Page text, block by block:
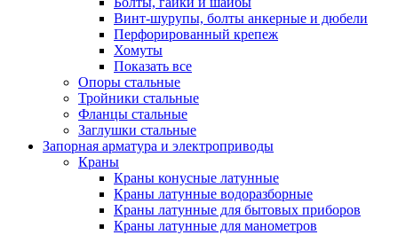
Винт-шурупы, болты анкерные и дюбели
Перфорированный крепеж
Хомуты
Показать все
Опоры стальные
Тройники стальные
Фланцы стальные
Заглушки стальные
Запорная арматура и электроприводы
Краны
Краны конусные латунные
Краны латунные водоразборные
Краны латунные для бытовых приборов
Краны латунные для манометров